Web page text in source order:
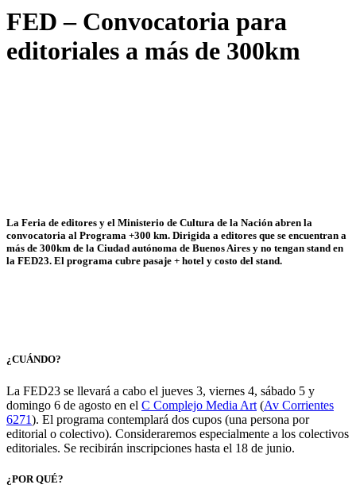
FED – Convocatoria para
editoriales a más de 300km
La Feria de editores y el Ministerio de Cultura de la Nación abren la
convocatoria al Programa +300 km. Dirigida a editores que se encuentran a
más de 300km de la Ciudad autónoma de Buenos Aires y no tengan stand en
la FED23. El programa cubre pasaje + hotel y costo del stand.
¿CUÁNDO?
La FED23 se llevará a cabo el jueves 3, viernes 4, sábado 5 y
domingo 6 de agosto en el C Complejo Media Art (Av Corrientes
6271). El programa contemplará dos cupos (una persona por
editorial o colectivo). Consideraremos especialmente a los colectivos
editoriales. Se recibirán inscripciones hasta el 18 de junio.
¿POR QUÉ?